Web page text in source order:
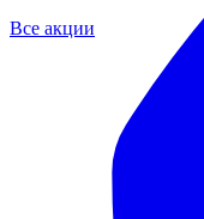
Все акции